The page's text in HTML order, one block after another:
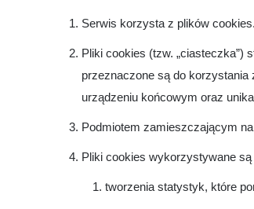
Serwis korzysta z plików cookies.
Pliki cookies (tzw.
przeznaczone są do
urządzeniu końcowym oraz
Podmiotem zamieszczającym
Pliki cookies wykorzystywane
tworzenia statystyk, które